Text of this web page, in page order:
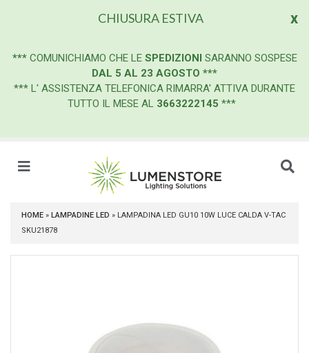
x
CHIUSURA ESTIVA
*** COMUNICHIAMO CHE LE SPEDIZIONI SARANNO SOSPESE
DAL 5 AL 23 AGOSTO ***
*** L' ASSISTENZA TELEFONICA RIMARRA' ATTIVA DURANTE
TUTTO IL MESE AL 3663222145 ***
HOME » LAMPADINE LED » LAMPADINA LED GU10 10W LUCE CALDA V-TAC
SKU21878